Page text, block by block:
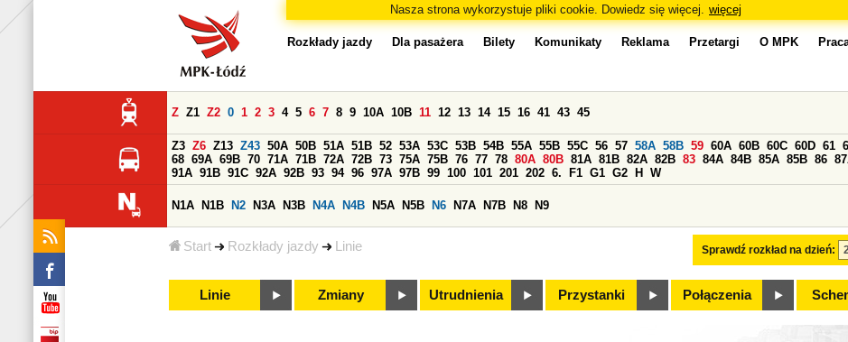
Nasza strona wykorzystuje pliki cookie. Dowiedz się więcej. więcej
Start Rozkłady jazdy Linie
Rozkłady jazdy Dla pasażera Bilety Komunikaty Reklama Przetargi O MPK
Sprawdź rozkład na dzień:
Z Z1 Z2 0 1 2 3 4 5 6 7 8 9 10A 10B 11 12 13 14 15 16 41 43 45
Z3 Z6 Z13 Z43 50A 50B 51A 51B 52 53A 53C 53B 54B 55A 55B 55C 56 57 58A 58B 59 60A 60B 60C 60D 61
68 69A 69B 70 71A 71B 72A 72B 73 75A 75B 76 77 78 80A 80B 81A 81B 82A 82B 83 84A 84B 85A 85B 86
91A 91B 91C 92A 92B 93 94 96 97A 97B 99 100 101 201 202 6. F1 G1 G2 H W
N1A N1B N2 N3A N3B N4A N4B N5A N5B N6 N7A N7B N8 N9
Linie Zmiany Utrudnienia Przystanki Połączenia